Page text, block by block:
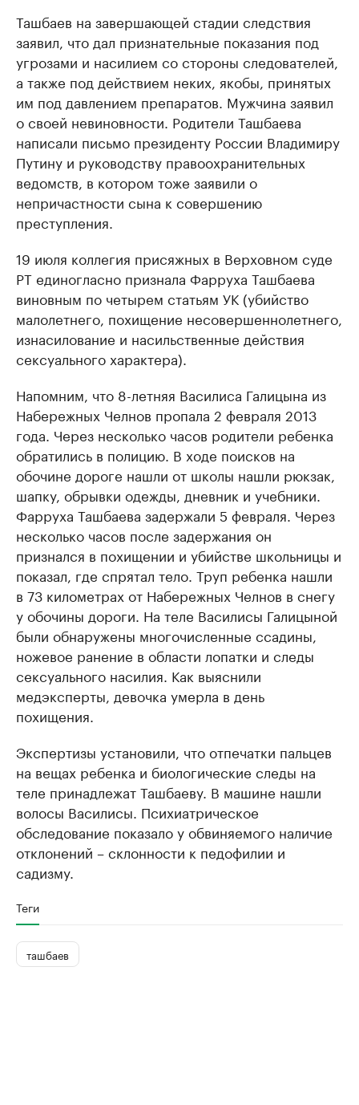
Ташбаев на завершающей стадии следствия
заявил, что дал признательные показания под
угрозами и насилием со стороны следователей,
а также под действием неких, якобы, принятых
им под давлением препаратов. Мужчина заявил
о своей невиновности. Родители Ташбаева
написали письмо президенту России Владимиру
Путину и руководству правоохранительных
ведомств, в котором тоже заявили о
непричастности сына к совершению
преступления.
19 июля коллегия присяжных в Верховном суде
РТ единогласно признала Фарруха Ташбаева
виновным по четырем статьям УК (убийство
малолетнего, похищение несовершеннолетнего,
изнасилование и насильственные действия
сексуального характера).
Напомним, что 8-летняя Василиса Галицына из
Набережных Челнов пропала 2 февраля 2013
года. Через несколько часов родители ребенка
обратились в полицию. В ходе поисков на
обочине дороге нашли от школы нашли рюкзак,
шапку, обрывки одежды, дневник и учебники.
Фарруха Ташбаева задержали 5 февраля. Через
несколько часов после задержания он
признался в похищении и убийстве школьницы и
показал, где спрятал тело. Труп ребенка нашли
в 73 километрах от Набережных Челнов в снегу
у обочины дороги. На теле Василисы Галицыной
были обнаружены многочисленные ссадины,
ножевое ранение в области лопатки и следы
сексуального насилия. Как выяснили
медэксперты, девочка умерла в день
похищения.
Экспертизы установили, что отпечатки пальцев
на вещах ребенка и биологические следы на
теле принадлежат Ташбаеву. В машине нашли
волосы Василисы. Психиатрическое
обследование показало у обвиняемого наличие
отклонений – склонности к педофилии и
садизму.
Теги
ташбаев